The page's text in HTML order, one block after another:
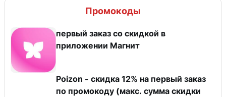
Промокоды
первый заказ со скидкой в
приложении Магнит
Poizon - скидка 12% на первый заказ
по промокоду (макс. сумма скидки